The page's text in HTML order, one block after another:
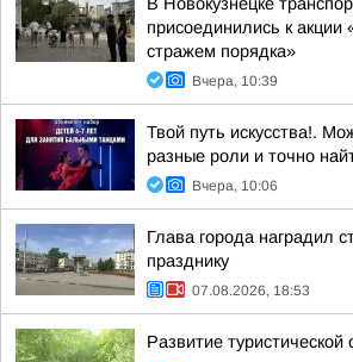
присоединились к акции
стражем порядка»
Вчера, 10:39
Твой путь искусства!.
разные роли и точно
Вчера, 10:06
Глава города наградил
празднику
07.08.2026, 18:53
Развитие туристической